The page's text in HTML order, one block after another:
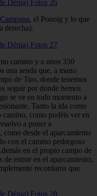
, el Ponoig y lo que
derecha).
camino y a unos 350
una senda que, a mano
de Tiro, donde tenemos
seguir por donde hemos
se ve en todo momento a
Tanto la ida como
como podéis ver en
a poner a
como desde el aparcamiento
con el camino pedregoso
en el propio campo de
entrar en el aparcamiento,
recordaros que